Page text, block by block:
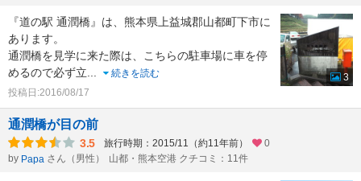
『道の駅 通潤橋』は、熊本県上益城郡山都町下市に
あります。
通潤橋を見学に来た際は、こちらの駐車場に車を停
めるので必ず立...
続きを読む
投稿日:2016/08/17
3
通潤橋が目の前
3.5 旅行時期：2015/11（約11年前）
0
by Papa さん（男性） 山都・熊本空港 クチコミ：11件